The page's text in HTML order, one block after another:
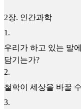
2장. 인간과학
1 .
우리가 하고 있는 말
담기는가?
2.
철학이 세상을 바꿀
3.